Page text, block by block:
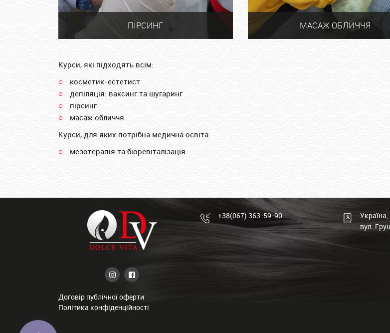
ПІРСИНГ МАСАЖ ОБЛИЧЧЯ
Курси, які підходять всім:
косметик-естетист
депіляція: ваксинг та шугаринг
пірсинг
масаж обличчя
Курси, для яких потрібна медична освіта:
мезотерапія та біоревіталізація
+38(067) 363-59-90
Україна,
вул.
Договір публічної оферти
Політика конфіденційності